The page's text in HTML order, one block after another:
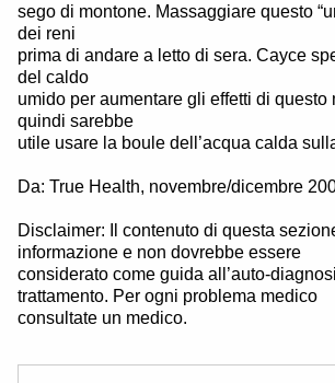
sego di montone. Massaggiare questo
dei reni
prima di andare a letto di sera. Cayce
del caldo
umido per aumentare gli effetti di questo
quindi sarebbe
utile usare la boule dell’acqua calda
Da: True Health, novembre/dicembre
Disclaimer: Il contenuto di questa
informazione e non dovrebbe essere
considerato come guida all’auto-
trattamento. Per ogni problema medico
consultate un medico.